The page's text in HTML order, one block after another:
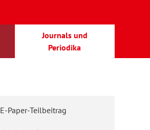
Journals und
Periodika
E-Paper-Teilbeitrag